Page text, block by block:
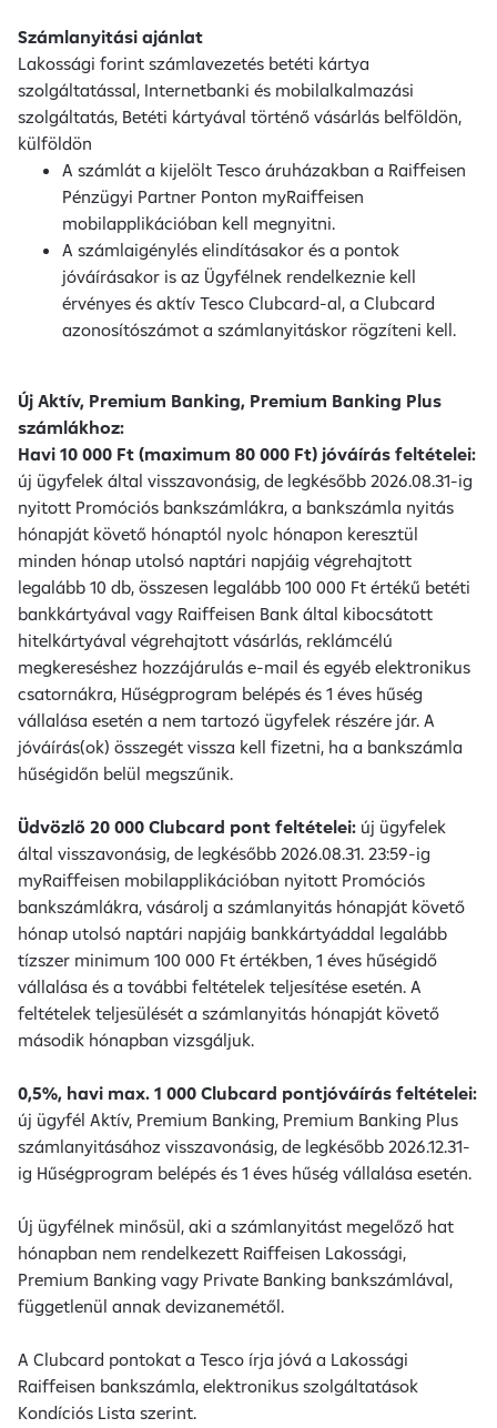
Számlanyitási ajánlat
Lakossági forint számlavezetés betéti kártya
szolgáltatással, Internetbanki és mobilalkalmazási
szolgáltatás, Betéti kártyával történő vásárlás belföldön,
külföldön
A számlát a kijelölt Tesco áruházakban a Raiffeisen
Pénzügyi Partner Ponton myRaiffeisen
mobilapplikációban kell megnyitni.
A számlaigénylés elindításakor és a pontok
jóváírásakor is az Ügyfélnek rendelkeznie kell
érvényes és aktív Tesco Clubcard-al, a Clubcard
azonosítószámot a számlanyitáskor rögzíteni kell.
Új Aktív, Premium Banking, Premium Banking Plus
számlákhoz:
Havi 10 000 Ft (maximum 80 000 Ft) jóváírás feltételei:
új ügyfelek által visszavonásig, de legkésőbb 2026.08.31-ig
nyitott Promóciós bankszámlákra, a bankszámla nyitás
hónapját követő hónaptól nyolc hónapon keresztül
minden hónap utolsó naptári napjáig végrehajtott
legalább 10 db, összesen legalább 100 000 Ft értékű betéti
bankkártyával vagy Raiffeisen Bank által kibocsátott
hitelkártyával végrehajtott vásárlás, reklámcélú
megkereséshez hozzájárulás e-mail és egyéb elektronikus
csatornákra, Hűségprogram belépés és 1 éves hűség
vállalása esetén a nem tartozó ügyfelek részére jár. A
jóváírás(ok) összegét vissza kell fizetni, ha a bankszámla
hűségidőn belül megszűnik.
Üdvözlő 20 000 Clubcard pont feltételei: új ügyfelek
által visszavonásig, de legkésőbb 2026.08.31. 23:59-ig
myRaiffeisen mobilapplikációban nyitott Promóciós
bankszámlákra, vásárolj a számlanyitás hónapját követő
hónap utolsó naptári napjáig bankkártyáddal legalább
tízszer minimum 100 000 Ft értékben, 1 éves hűségidő
vállalása és a további feltételek teljesítése esetén. A
feltételek teljesülését a számlanyitás hónapját követő
második hónapban vizsgáljuk.
0,5%, havi max. 1 000 Clubcard pontjóváírás feltételei:
új ügyfél Aktív, Premium Banking, Premium Banking Plus
számlanyitásához visszavonásig, de legkésőbb 2026.12.31-
ig Hűségprogram belépés és 1 éves hűség vállalása esetén.
Új ügyfélnek minősül, aki a számlanyitást megelőző hat
hónapban nem rendelkezett Raiffeisen Lakossági,
Premium Banking vagy Private Banking bankszámlával,
függetlenül annak devizanemétől.
A Clubcard pontokat a Tesco írja jóvá a Lakossági
Raiffeisen bankszámla, elektronikus szolgáltatások
Kondíciós Lista szerint.